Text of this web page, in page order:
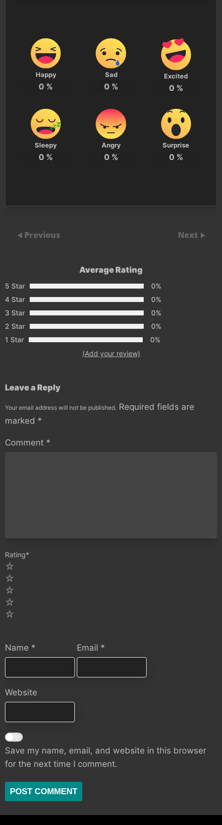
Happy
0 %
Sad
0 %
Excited
0 %
Sleepy
0 %
Angry
0 %
Surprise
0 %
Previous Next
Average Rating
5 Star
0%
4 Star
0%
3 Star
0%
2 Star
0%
1 Star
0%
(Add your review)
Leave a Reply
Your email address will not be published. Required fields are
marked *
Comment *
Rating*
Name * Email *
Website
Save my name, email, and website in this browser
for the next time I comment.